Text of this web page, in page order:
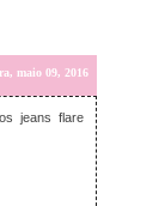
maio 09, 2016
jeans flare